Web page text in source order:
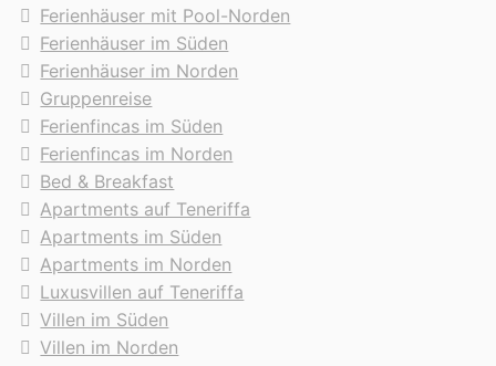
Ferienhäuser mit Pool-Norden
Ferienhäuser im Süden
Ferienhäuser im Norden
Gruppenreise
Ferienfincas im Süden
Ferienfincas im Norden
Bed & Breakfast
Apartments auf Teneriffa
Apartments im Süden
Apartments im Norden
Luxusvillen auf Teneriffa
Villen im Süden
Villen im Norden